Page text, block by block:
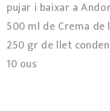
pujar i baixar a
500 ml de Crema de
250 gr de llet
10 ous